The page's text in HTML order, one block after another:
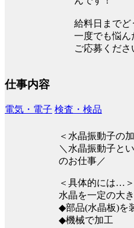
給料日まで
一度でも悩ん
ご応募くださ
仕事内容
電気・電子 検査・検品
＜水晶振動子の
＼水晶振動子と
のお仕事／
＜具体的には…＞
水晶を一定の大
◆部品(水晶板)を
◆機械で加工